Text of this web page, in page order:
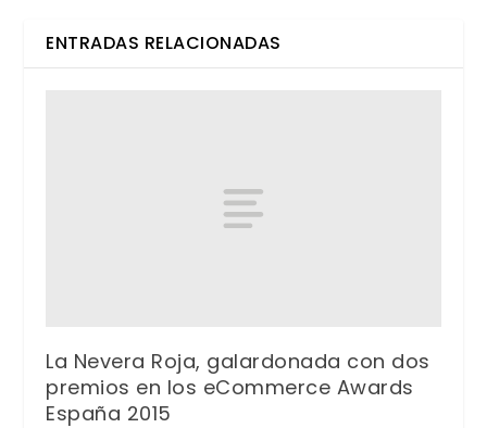
ENTRADAS RELACIONADAS
La Nevera Roja, galardonada con dos
premios en los eCommerce Awards
España 2015